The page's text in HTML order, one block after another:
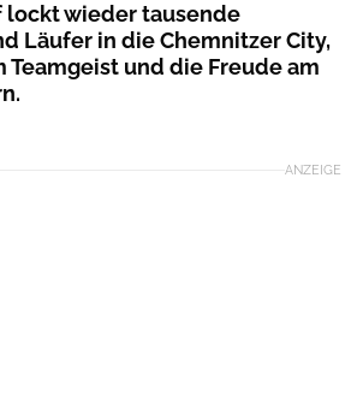
lockt wieder tausende
Läufer in die Chemnitzer City,
Teamgeist und die Freude am
ANZEIGE